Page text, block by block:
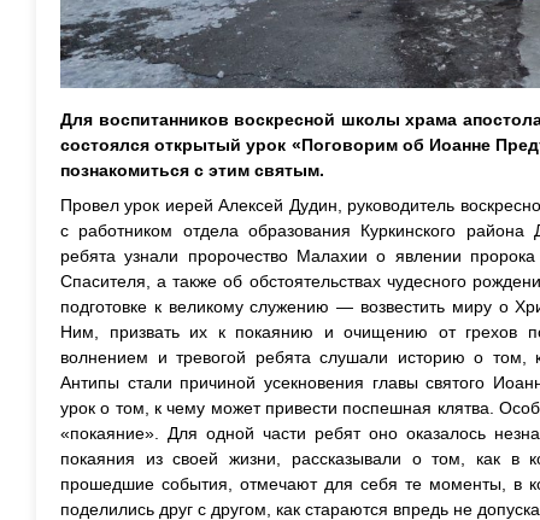
Для воспитанников воскресной школы храма
состоялся открытый урок «Поговорим об Иоанне
познакомиться с этим святым.
Провел урок иерей Алексей Дудин, руководитель
с работником отдела образования Куркинского
ребята узнали пророчество Малахии о явлении
Спасителя, а также об обстоятельствах чудесного
подготовке к великому служению — возвестить миру о
Ним, призвать их к покаянию и очищению от грехов
волнением и тревогой ребята слушали историю о том,
Антипы стали причиной усекновения главы святого
урок о том, к чему может привести поспешная клятва.
«покаяние». Для одной части ребят оно оказалось
покаяния из своей жизни, рассказывали о том, как в
прошедшие события, отмечают для себя те моменты, в
поделились друг с другом, как стараются впредь не